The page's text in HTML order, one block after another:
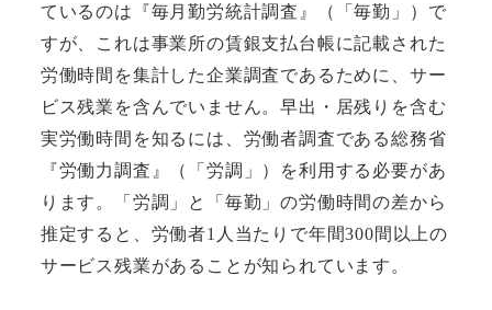
ているのは『毎月勤労統計調査』（「毎勤」）で
すが、これは事業所の賃銀支払台帳に記載された
労働時間を集計した企業調査であるために、サー
ビス残業を含んでいません。早出・居残りを含む
実労働時間を知るには、労働者調査である総務省
『労働力調査』（「労調」）を利用する必要があ
ります。「労調」と「毎勤」の労働時間の差から
推定すると、労働者1人当たりで年間300間以上の
サービス残業があることが知られています。